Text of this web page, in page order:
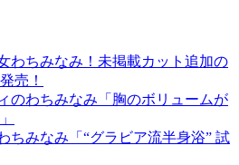
わちみなみ！未掲載カット追加の
売！
のわちみなみ「胸のボリュームが
ちみなみ「“グラビア流半身浴” 試